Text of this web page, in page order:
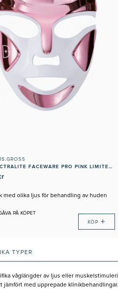
DRX SPECTRALITE FACEWARE PRO PINK LIMITED EDITION
med olika ljus för behandling av huden
PÅ KÖPET
KÖP +
TYPER
våglängder av ljus eller
med upprepade